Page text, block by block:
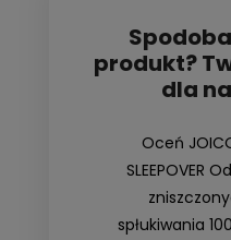
produkt?
dla
Oceń
SLEEPOVER
spłukiwania